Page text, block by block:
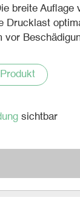
breite Auflage
Drucklast
vor
sichtbar